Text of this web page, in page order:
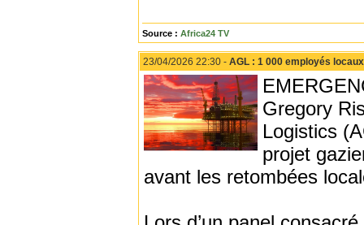
Source : Africa24 TV
23/04/2026 22:30 - AGL : 1 000 employés
Gregory
Logistics
projet
avant les retombées